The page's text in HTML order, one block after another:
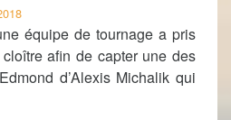
équipe de tournage a pris
afin de capter une des
d’Alexis Michalik qui